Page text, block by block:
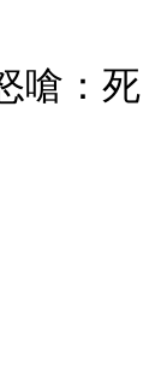
嗆：死